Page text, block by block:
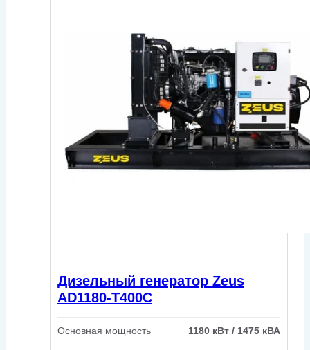
Дизельный генератор Zeus
AD1180-T400C
Основная мощность 1180 кВт / 1475 кВА